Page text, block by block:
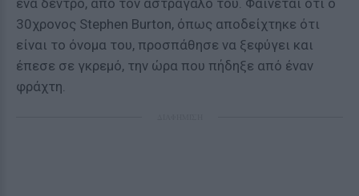
ένα δέντρο, από τον αστράγαλο του. Φαίνεται ότι ο
30χρονος Stephen Burton, όπως αποδείχτηκε ότι
είναι το όνομα του, προσπάθησε να ξεφύγει και
έπεσε σε γκρεμό, την ώρα που πήδηξε από έναν
φράχτη.